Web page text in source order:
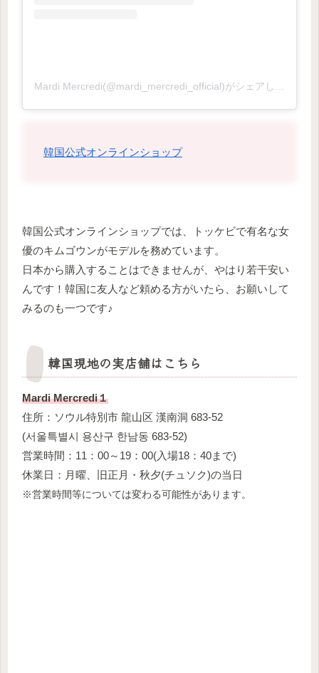
韓国公式オンラインショップ
韓国公式オンラインショップでは、トッケビで有名な女
優のキムゴウンがモデルを務めています。
日本から購入することはできませんが、やはり若干安い
んです！韓国に友人など頼める方がいたら、お願いして
みるのも一つです♪
韓国現地の実店舗はこちら
Mardi Mercredi１
住所：ソウル特別市 龍山区 漢南洞 683-52
(서울특별시 용산구 한남동 683-52)
営業時間：11：00～19：00(入場18：40まで)
休業日：月曜、旧正月・秋夕(チュソク)の当日
※営業時間等については変わる可能性があります。